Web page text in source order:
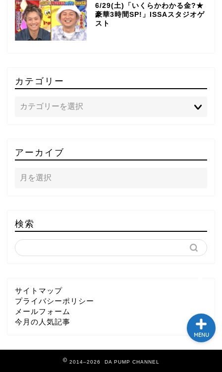
6/29(土)「いくらかわかる金?★
豪華3時間SP!」ISSAスタジオゲ
スト
カテゴリー
アーカイブ
検索
サイトマップ
プライバシーポリシー
メールフォーム
今月の人気記事
2014–2026 DA PUMP CHANNEL
MENU
～DA PUMP YORIの晴れ
ばれラジオ～